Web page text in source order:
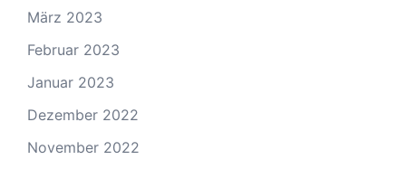
März 2023
Februar 2023
Januar 2023
Dezember 2022
November 2022